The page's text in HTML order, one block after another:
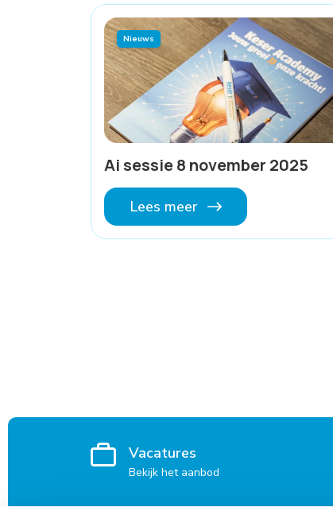
Nieuws
Ai sessie 8 november 2025
Lees meer
Vacatures
Bekijk het aanbod